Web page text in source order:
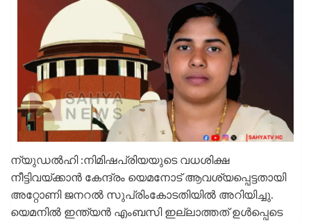
ന്യുഡൽഹി :നിമിഷപ്രിയയുടെ വധശിക്ഷ
നീട്ടിവയ്ക്കാന്‍ കേന്ദ്രം യെമനോട് ആവശ്യപ്പെട്ടതായി
അറ്റോണി ജനറല്‍ സുപ്രിംകോടതിയില്‍ അറിയിച്ചു.
യെമനില്‍ ഇന്ത്യന്‍ എംബസി ഇല്ലാത്തത് ഉള്‍പ്പെടെ